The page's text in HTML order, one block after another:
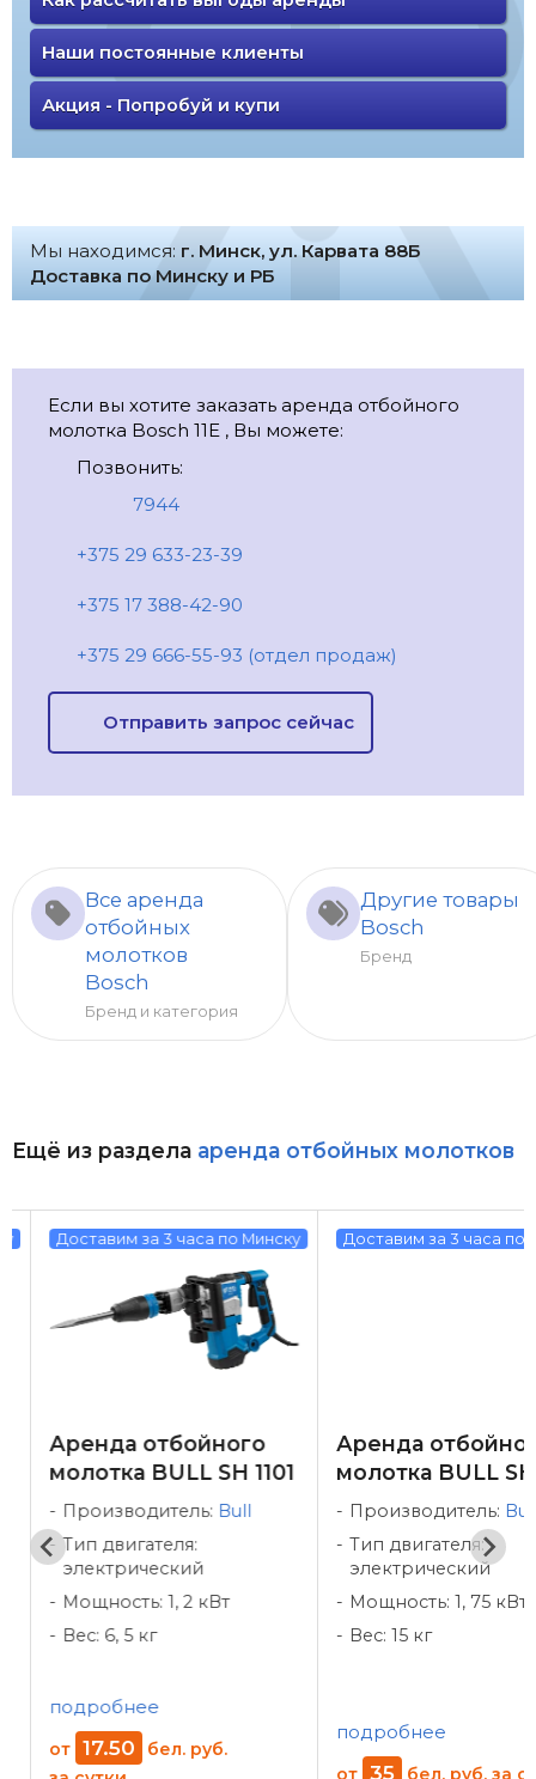
Наши постоянные клиенты
Акция - Попробуй и купи
Мы находимся: г. Минск, ул. Карвата 88Б
Доставка по Минску и РБ
Если вы хотите заказать аренда отбойного
молотка Bosch 11E , Вы можете:
Позвонить:
7944
+375 29 633-23-39
+375 17 388-42-90
+375 29 666-55-93 (отдел продаж)
Отправить запрос сейчас
Все аренда
отбойных
молотков
Bosch
Бренд и категория
Другие товары
Bosch
Бренд
Ещё из раздела аренда отбойных молотков
Доставим за 3 часа по Минску
Аренда отбойного
молотка BULL SH 1101
Производитель:Bull
Тип двигателя:
электрический
Мощность: 1, 2 кВт
Вес: 6, 5 кг
подробнее
от 17.50 бел. руб.
Доставим за 3 часа по
Аренда
молотка BULL SH
Производитель:Bull
Тип двигателя:
электрический
Мощность: 1, 75 кВт
Вес: 15 кг
подробнее
от 35 бел. руб. за